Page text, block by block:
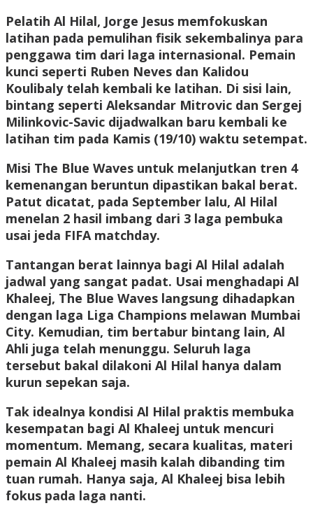
Pelatih Al Hilal, Jorge Jesus memfokuskan
latihan pada pemulihan fisik sekembalinya para
penggawa tim dari laga internasional. Pemain
kunci seperti Ruben Neves dan Kalidou
Koulibaly telah kembali ke latihan. Di sisi lain,
bintang seperti Aleksandar Mitrovic dan Sergej
Milinkovic-Savic dijadwalkan baru kembali ke
latihan tim pada Kamis (19/10) waktu setempat.
Misi The Blue Waves untuk melanjutkan tren 4
kemenangan beruntun dipastikan bakal berat.
Patut dicatat, pada September lalu, Al Hilal
menelan 2 hasil imbang dari 3 laga pembuka
usai jeda FIFA matchday.
Tantangan berat lainnya bagi Al Hilal adalah
jadwal yang sangat padat. Usai menghadapi Al
Khaleej, The Blue Waves langsung dihadapkan
dengan laga Liga Champions melawan Mumbai
City. Kemudian, tim bertabur bintang lain, Al
Ahli juga telah menunggu. Seluruh laga
tersebut bakal dilakoni Al Hilal hanya dalam
kurun sepekan saja.
Tak idealnya kondisi Al Hilal praktis membuka
kesempatan bagi Al Khaleej untuk mencuri
momentum. Memang, secara kualitas, materi
pemain Al Khaleej masih kalah dibanding tim
tuan rumah. Hanya saja, Al Khaleej bisa lebih
fokus pada laga nanti.